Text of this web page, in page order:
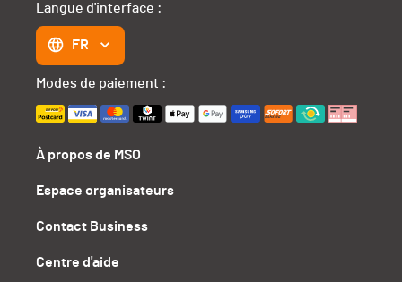
À propos de MSO
Espace organisateurs
Contact Business
Centre d'aide
Langue d'interface :
FR
Modes de paiement :